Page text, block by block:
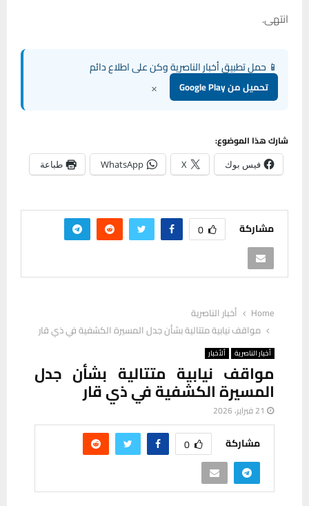
انتهى.
📱 حمل تطبيق أخبار الناصرية وكن على اطلاع دائم
تحميل من Google Play ×
شارك هذا الموضوع:
فيس بوك X
WhatsApp طباعة
مشاركة 0
Home
أخبار الناصرية
مواقف نيابية متتالية بشأن جدل المسيرة الكشفية في ذي قار
أخبار الناصرية ألأخبار
مواقف نيابية متتالية بشأن جدل
المسيرة الكشفية في ذي قار
21 فبراير، 2026
مشاركة 0